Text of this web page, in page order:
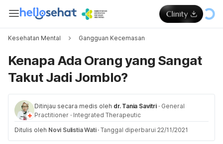
Kesehatan Mental Gangguan Kecemasan
Kenapa Ada Orang yang Sangat
Takut Jadi Jomblo?
Ditinjau secara medis oleh dr. Tania Savitri · General
Practitioner · Integrated Therapeutic
Ditulis oleh Novi Sulistia Wati · Tanggal diperbarui 22/11/2021